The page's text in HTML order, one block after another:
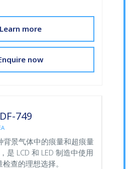
Learn more
now
749
背景气体中的痕量和超痕量
是 LCD 和 LED 制造中使用
查的理想选择。